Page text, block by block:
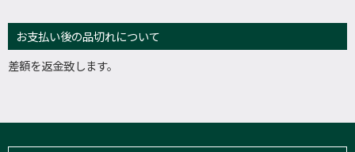
お支払い後の品切れについて
差額を返金致します。